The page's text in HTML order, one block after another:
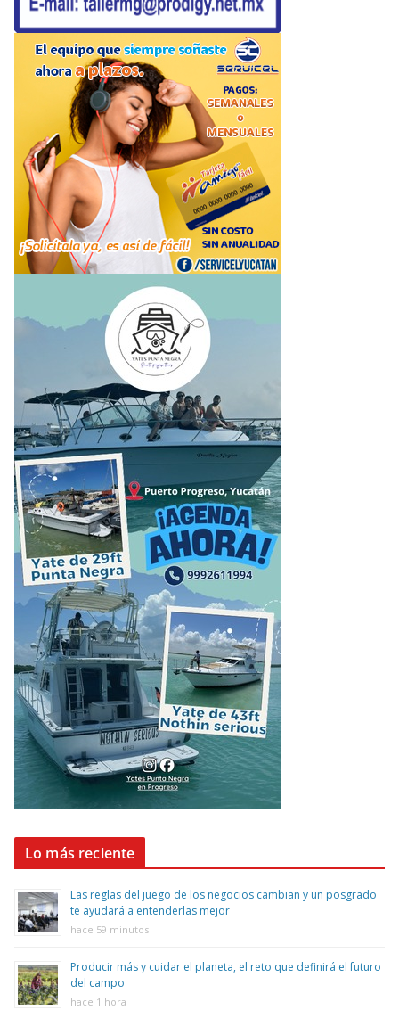
Lo más reciente
Las reglas del juego de los negocios cambian y un posgrado
te ayudará a entenderlas mejor
hace 59 minutos
Producir más y cuidar el planeta, el reto que definirá el futuro
del campo
hace 1 hora